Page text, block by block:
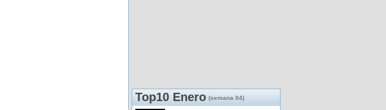
Top10 Enero (semana 04)